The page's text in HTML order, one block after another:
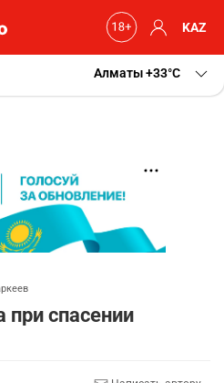
KAZ
Алматы+33 C
при спасении